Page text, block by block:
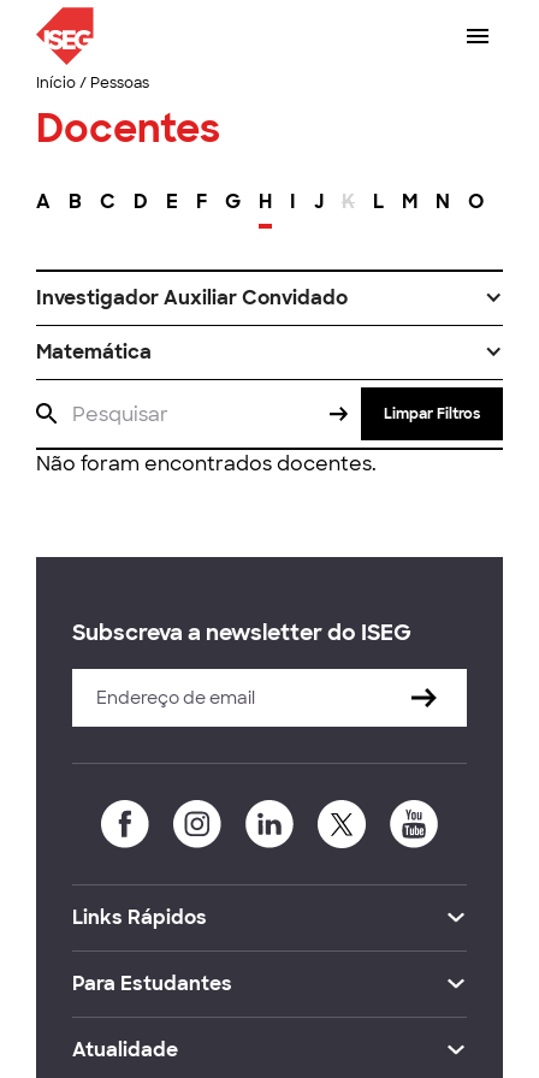
Início/ Pessoas
Docentes
A B C D E F G H I J K L M N O
Investigador Auxiliar Convidado
Matemática
Limpar Filtros
Não foram encontrados docentes.
Subscreva a newsletter do ISEG
Links Rápidos
Para Estudantes
Atualidade